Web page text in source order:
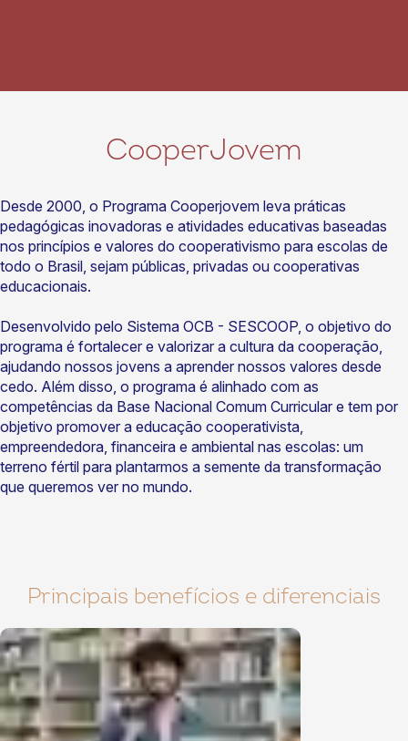
CooperJovem
Desde 2000, o Programa Cooperjovem leva práticas
pedagógicas inovadoras e atividades educativas baseadas
nos princípios e valores do cooperativismo para escolas de
todo o Brasil, sejam públicas, privadas ou cooperativas
educacionais.
Desenvolvido pelo Sistema OCB - SESCOOP, o objetivo do
programa é fortalecer e valorizar a cultura da cooperação,
ajudando nossos jovens a aprender nossos valores desde
cedo. Além disso, o programa é alinhado com as
competências da Base Nacional Comum Curricular e tem por
objetivo promover a educação cooperativista,
empreendedora, financeira e ambiental nas escolas: um
terreno fértil para plantarmos a semente da transformação
que queremos ver no mundo.
Principais benefícios e diferenciais